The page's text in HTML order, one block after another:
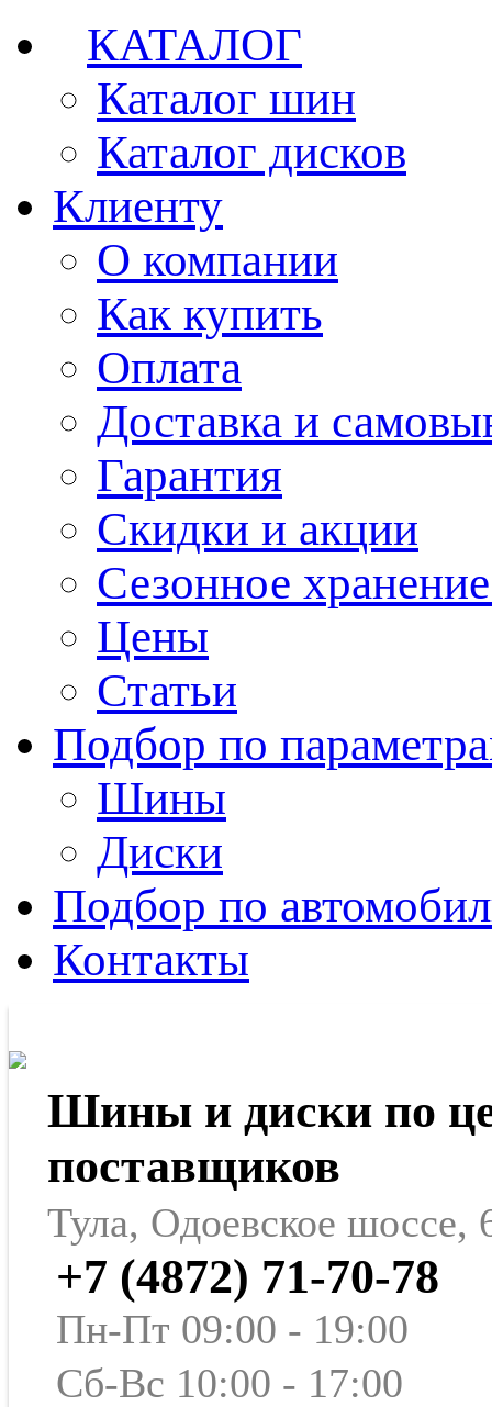
КАТАЛОГ
Каталог шин
Каталог дисков
Клиенту
О компании
Как купить
Оплата
Доставка и
Гарантия
Скидки и акции
Сезонное
Цены
Статьи
Подбор по
Шины
Диски
Подбор по
Контакты
Шины и диски по
поставщиков
Тула, Одоевское шоссе,
+7 (4872) 71-70-78
Пн-Пт 09:00 - 19:00
Сб-Вс 10:00 - 17:00